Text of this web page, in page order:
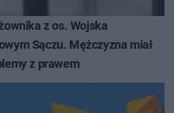
z os. Wojska
Sączu. Mężczyzna miał
z prawem